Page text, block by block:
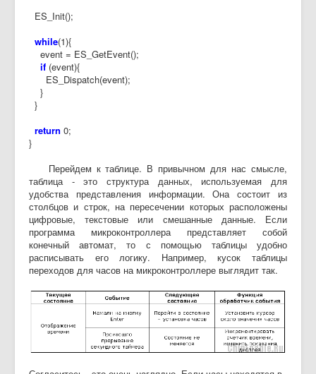
ES_Init();
while(1){
event = ES_GetEvent();
if (event){
ES_Dispatch(event);
}
}
return 0;
}
Перейдем к таблице. В привычном для нас смысле,
таблица - это структура данных, используемая для
удобства представления информации. Она состоит из
столбцов и строк, на пересечении которых расположены
цифровые, текстовые или смешанные данные. Если
программа микроконтроллера представляет собой
конечный автомат, то с помощью таблицы удобно
расписывать его логику. Например, кусок таблицы
переходов для часов на микроконтроллере выглядит так.